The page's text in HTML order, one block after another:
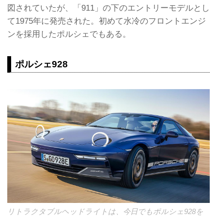
図されていたが、「911」の下のエントリーモデルとし
て1975年に発売された。初めて水冷のフロントエンジ
ンを採用したポルシェでもある。
ポルシェ928
リトラクタブルヘッドライトは、今日でもポルシェ928を